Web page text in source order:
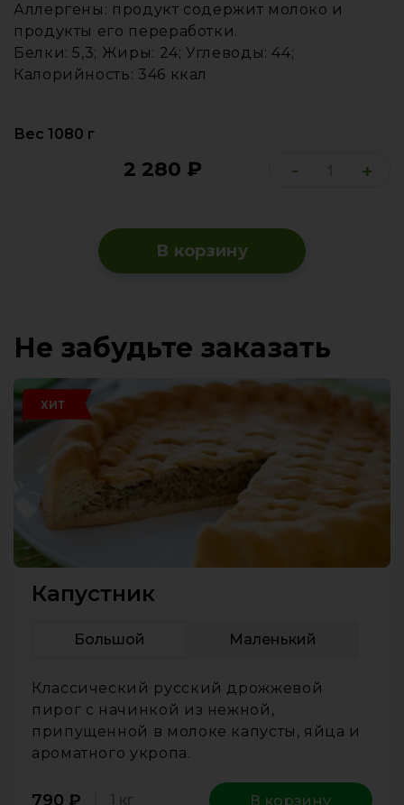
Аллергены: продукт содержит молоко и
продукты его переработки.
Белки: 5,3; Жиры: 24; Углеводы: 44;
Калорийность: 346 ккал
Вес 1080 г
2 280 ₽ - +
В корзину
Не забудьте заказать
ХИТ
Капустник
Большой Маленький
Классический русский дрожжевой
пирог с начинкой из нежной,
припущенной в молоке капусты, яйца и
ароматного укропа.
790 ₽ 1 кг В корзину